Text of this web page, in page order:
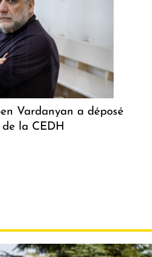
Vardanyan a déposé
la CEDH